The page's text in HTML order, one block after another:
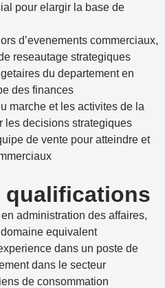
pour elargir la base de
d’evenements commerciaux,
reseautage strategiques
du departement en
des finances
marche et les activites de la
les decisions strategiques
de vente pour atteindre et
qualifications
administration des affaires,
equivalent
dans un poste de
dans le secteur
de consommation